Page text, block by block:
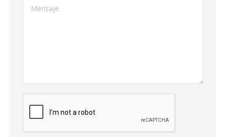
Mensaje